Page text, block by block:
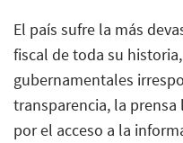
El país sufre la más
fiscal de toda su
gubernamentales
transparencia, la
por el acceso a la